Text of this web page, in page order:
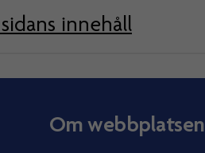
innehåll
Om webbplatsen